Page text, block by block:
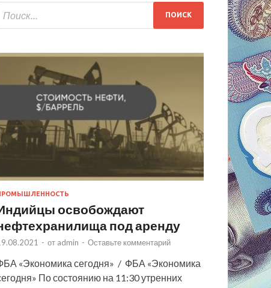
освобождают
под аренду
- от admin - Оставьте комментарий
«Экономика сегодня» / ФБА «Экономика
По состоянию на 11:30 утренних